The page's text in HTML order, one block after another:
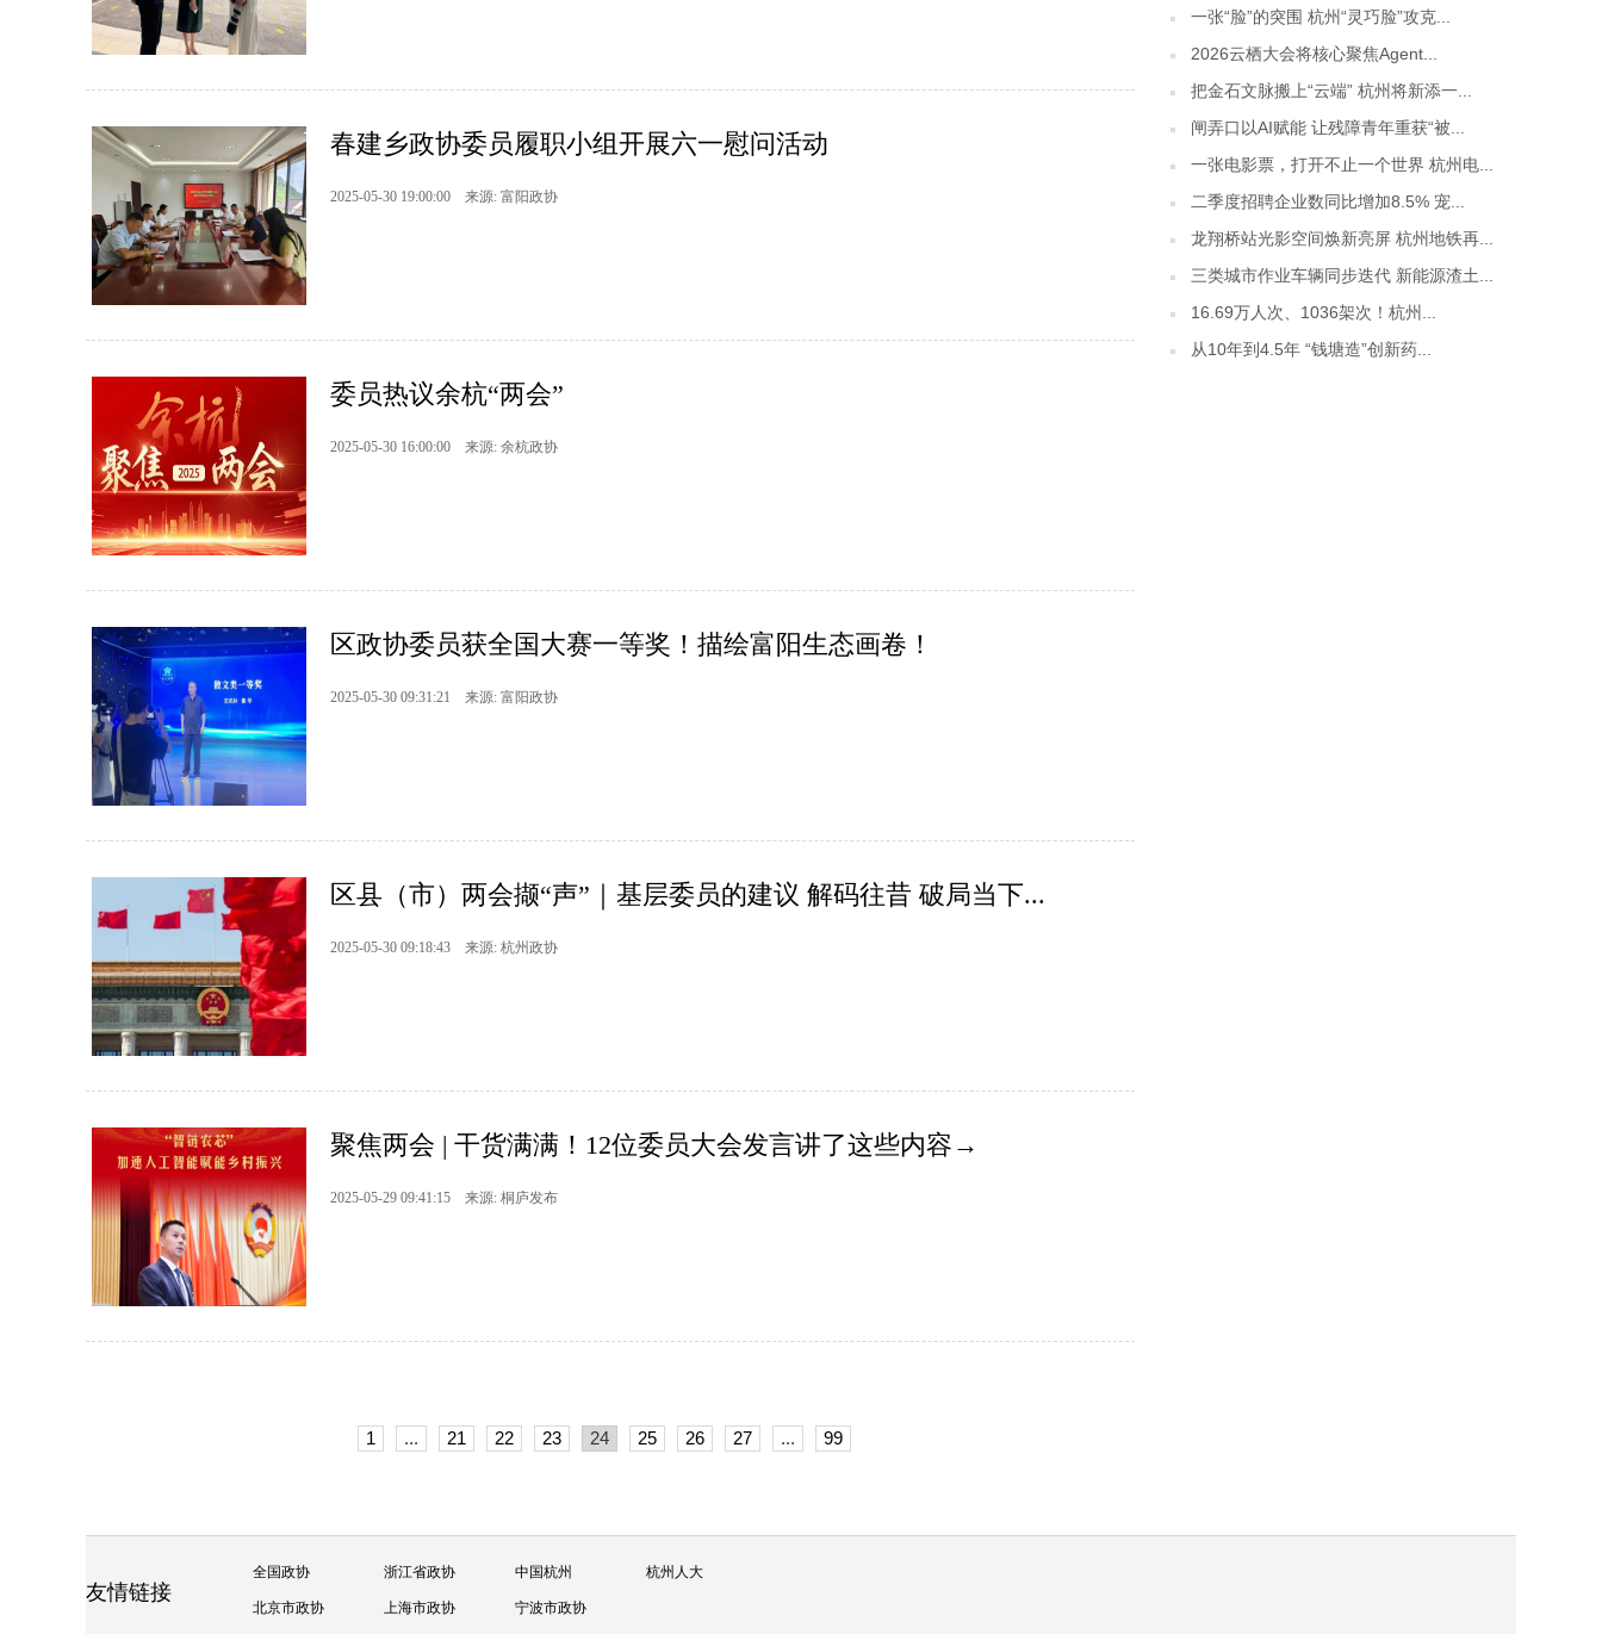
春建乡政协委员履职小组开展六一慰问活动
2025-05-30 19:00:00 来源: 富阳政协
委员热议余杭“两会”
2025-05-30 16:00:00 来源: 余杭政协
区政协委员获全国大赛一等奖！描绘富阳生态画卷！
2025-05-30 09:31:21 来源: 富阳政协
区县（市）两会撷“声”｜基层委员的建议 解码往昔 破局当下...
2025-05-30 09:18:43 来源: 杭州政协
聚焦两会 | 干货满满！12位委员大会发言讲了这些内容→
2025-05-29 09:41:15 来源: 桐庐发布
1 ... 21 22 23 24 25 26 27 ... 99
一张“脸”的突围 杭州“灵巧脸”攻克...
2026云栖大会将核心聚焦Agent...
把金石文脉搬上“云端” 杭州将新添一...
闸弄口以AI赋能 让残障青年重获“被...
一张电影票，打开不止一个世界 杭州电...
二季度招聘企业数同比增加8.5% 宠...
龙翔桥站光影空间焕新亮屏 杭州地铁再...
三类城市作业车辆同步迭代 新能源渣土...
16.69万人次、1036架次！杭州...
从10年到4.5年 “钱塘造”创新药...
友情链接
全国政协 浙江省政协 中国杭州 杭州人大
北京市政协 上海市政协 宁波市政协